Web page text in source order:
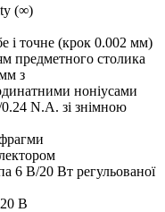
(∞)
і точне (крок 0.002 мм)
предметного столика
з
ноніусами
N.А. зі знімною
6 В/20 Вт регульованої
В